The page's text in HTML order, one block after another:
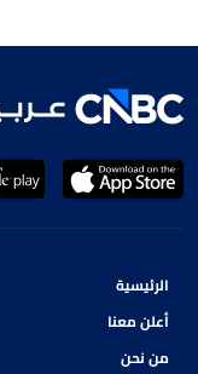
الرئيسية
أعلن معنا
من نحن